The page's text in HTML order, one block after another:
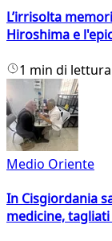
L’irrisolta
Hiroshima e
1 min di lettura
Medio Oriente
In Cisgiordania
medicine,